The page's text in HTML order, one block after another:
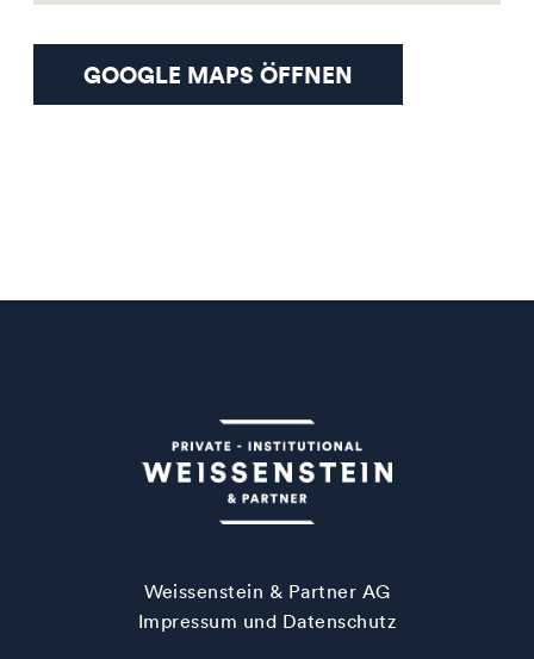
GOOGLE MAPS ÖFFNEN
Weissenstein & Partner AG
Impressum und Datenschutz